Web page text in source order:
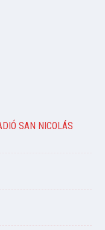
SAN NICOLÁS